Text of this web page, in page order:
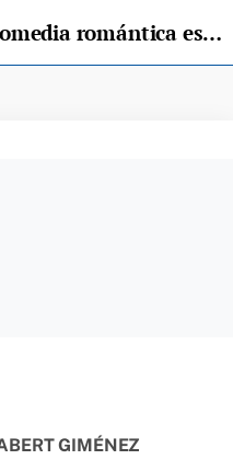
La teoría del amor | Una comedia romántica escrita por Ali Hazelwood
GIMÉNEZ